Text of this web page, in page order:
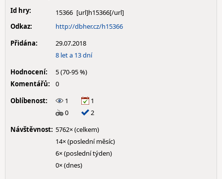
Id hry:
15366
Odkaz:
http://dbher.cz/h15366
Přidána:
29.07.2018
8 let a 13 dní
Hodnocení:
5 (70-95 %)
Komentářů:
0
Oblíbenost:
1
1
0
2
Návštěvnost: 5762× (celkem)
14× (poslední měsíc)
6× (poslední týden)
0× (dnes)